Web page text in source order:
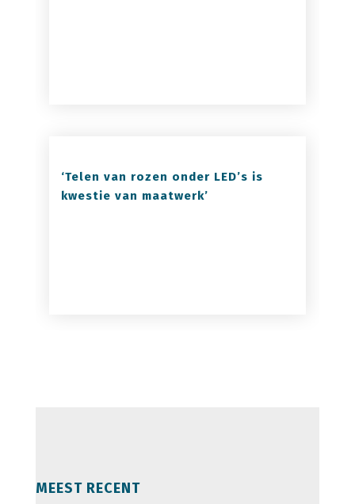
‘Telen van rozen onder LED’s is
kwestie van maatwerk’
MEEST RECENT